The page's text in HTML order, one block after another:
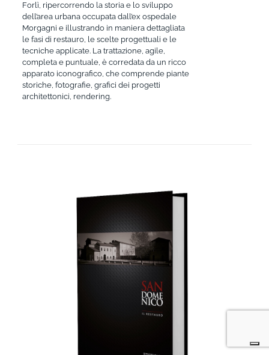
Forlì, ripercorrendo la storia e lo sviluppo
dell’area urbana occupata dall’ex ospedale
Morgagni e illustrando in maniera dettagliata
le fasi di restauro, le scelte progettuali e le
tecniche applicate. La trattazione, agile,
completa e puntuale, è corredata da un ricco
apparato iconografico, che comprende piante
storiche, fotografie, grafici dei progetti
architettonici, rendering.
AGGIUNGI AL CARRELLO /